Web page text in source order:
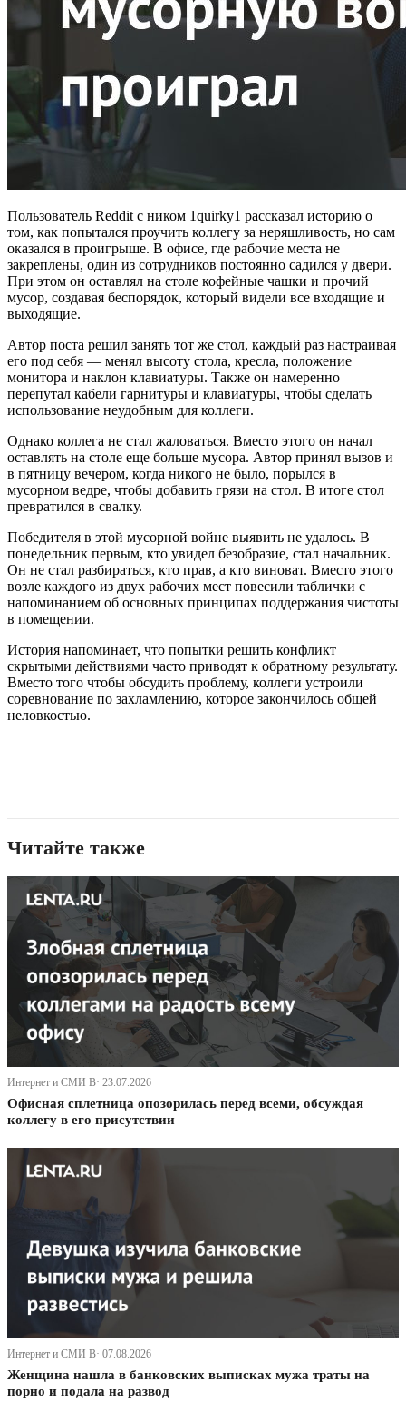
Пользователь Reddit с ником 1quirky1 рассказал историю о
том, как попытался проучить коллегу за неряшливость, но сам
оказался в проигрыше. В офисе, где рабочие места не
закреплены, один из сотрудников постоянно садился у двери.
При этом он оставлял на столе кофейные чашки и прочий
мусор, создавая беспорядок, который видели все входящие и
выходящие.
Автор поста решил занять тот же стол, каждый раз настраивая
его под себя — менял высоту стола, кресла, положение
монитора и наклон клавиатуры. Также он намеренно
перепутал кабели гарнитуры и клавиатуры, чтобы сделать
использование неудобным для коллеги.
Однако коллега не стал жаловаться. Вместо этого он начал
оставлять на столе еще больше мусора. Автор принял вызов и
в пятницу вечером, когда никого не было, порылся в
мусорном ведре, чтобы добавить грязи на стол. В итоге стол
превратился в свалку.
Победителя в этой мусорной войне выявить не удалось. В
понедельник первым, кто увидел безобразие, стал начальник.
Он не стал разбираться, кто прав, а кто виноват. Вместо этого
возле каждого из двух рабочих мест повесили таблички с
напоминанием об основных принципах поддержания чистоты
в помещении.
История напоминает, что попытки решить конфликт
скрытыми действиями часто приводят к обратному результату.
Вместо того чтобы обсудить проблему, коллеги устроили
соревнование по захламлению, которое закончилось общей
неловкостью.
Читайте также
Интернет и СМИ В· 23.07.2026
Офисная сплетница опозорилась перед всеми, обсуждая
коллегу в его присутствии
Интернет и СМИ В· 07.08.2026
Женщина нашла в банковских выписках мужа траты на
порно и подала на развод